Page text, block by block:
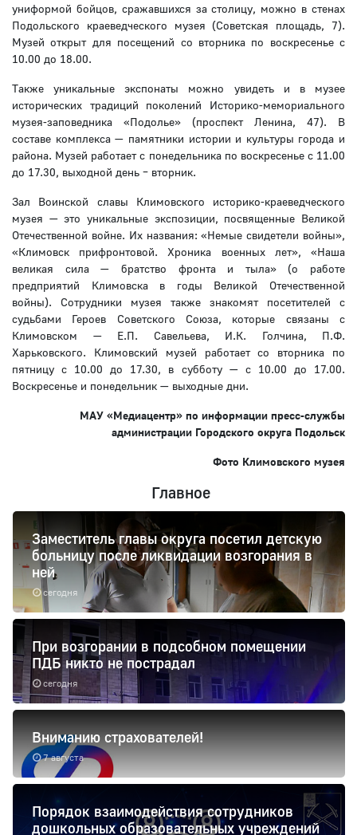
униформой бойцов, сражавшихся за столицу, можно в стенах
Подольского краеведческого музея (Советская площадь, 7).
Музей открыт для посещений со вторника по воскресенье с
10.00 до 18.00.
Также уникальные экспонаты можно увидеть и в музее
исторических традиций поколений Историко-мемориального
музея-заповедника «Подолье» (проспект Ленина, 47). В
составе комплекса — памятники истории и культуры города и
района. Музей работает с понедельника по воскресенье с 11.00
до 17.30, выходной день – вторник.
Зал Воинской славы Климовского историко-краеведческого
музея — это уникальные экспозиции, посвященные Великой
Отечественной войне. Их названия: «Немые свидетели войны»,
«Климовск прифронтовой. Хроника военных лет», «Наша
великая сила — братство фронта и тыла» (о работе
предприятий Климовска в годы Великой Отечественной
войны). Сотрудники музея также знакомят посетителей с
судьбами Героев Советского Союза, которые связаны с
Климовском — Е.П. Савельева, И.К. Голчина, П.Ф.
Харьковского. Климовский музей работает со вторника по
пятницу с 10.00 до 17.30, в субботу — с 10.00 до 17.00.
Воскресенье и понедельник — выходные дни.
МАУ «Медиацентр» по информации пресс-службы
администрации Городского округа Подольск
Фото Климовского музея
Главное
сегодня
Заместитель главы округа посетил детскую
больницу после ликвидации возгорания в
ней
сегодня
При возгорании в подсобном помещении
ПДБ никто не пострадал
7 августа
Вниманию страхователей!
Порядок взаимодействия сотрудников
дошкольных образовательных учреждений